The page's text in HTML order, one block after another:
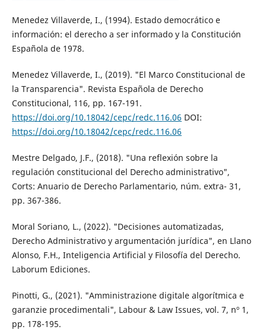
Menedez Villaverde, I., (1994). Estado democrático e
información: el derecho a ser informado y la Constitución
Española de 1978.
Menedez Villaverde, I., (2019). "El Marco Constitucional de
la Transparencia". Revista Española de Derecho
Constitucional, 116, pp. 167-191.
https://doi.org/10.18042/cepc/redc.116.06 DOI:
https://doi.org/10.18042/cepc/redc.116.06
Mestre Delgado, J.F., (2018). "Una reflexión sobre la
regulación constitucional del Derecho administrativo",
Corts: Anuario de Derecho Parlamentario, núm. extra- 31,
pp. 367-386.
Moral Soriano, L., (2022). "Decisiones automatizadas,
Derecho Administrativo y argumentación jurídica", en Llano
Alonso, F.H., Inteligencia Artificial y Filosofía del Derecho.
Laborum Ediciones.
Pinotti, G., (2021). "Amministrazione digitale algorítmica e
garanzie procedimentali", Labour & Law Issues, vol. 7, nº 1,
pp. 178-195.